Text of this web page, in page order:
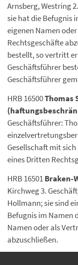
Arnsberg, Westring
sie hat die Befugnis
eigenen Namen
Rechtsgeschäfte
bestellt, so vertritt
Geschäftsführer
Geschäftsführer
HRB 16500Thomas
Geschäftsführer:
Gesellschaft mit
eines Dritten
HRB 16501Braken-
Kirchweg 3.
Hollmann; sie sind
Befugnis im Namen
Namen oder als
abzuschließen.